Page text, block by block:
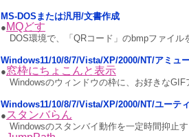
MS-DOSまたは汎用/文書作成
● MQどす
DOS環境で、「QRコード」のbmpファイ
Windows11/10/8/7/Vista/XP/2000/NT/アミュ
●窓枠にちょこんと表示
Windowsのウィンドウの枠に、お好きな
Windows11/10/8/7/Vista/XP/2000/NT/ユーテ
● スタンバらん
Windowsのスタンバイ動作を一定時間抑止